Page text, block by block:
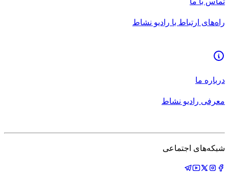
راه‌های ارتباط با رادیو نشاط
درباره ما
معرفی رادیو نشاط
شبکه‌های اجتماعی